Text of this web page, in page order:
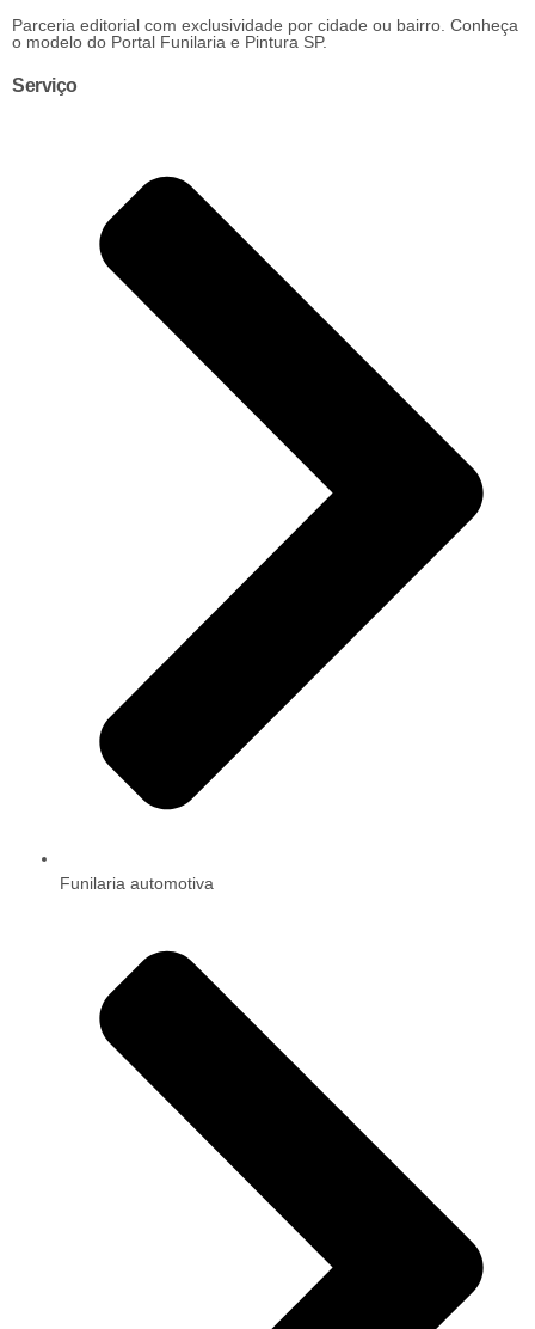
Parceria editorial com exclusividade por cidade ou bairro. Conheça
o modelo do Portal Funilaria e Pintura SP.
Serviço
Funilaria automotiva